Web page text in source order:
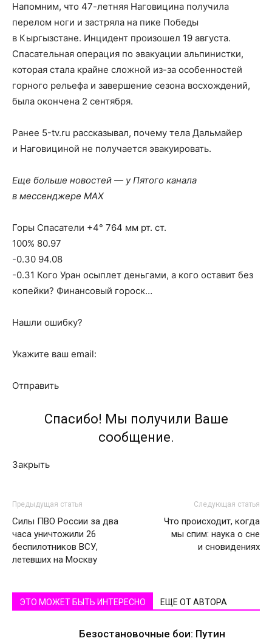
Напомним, что 47-летняя Наговицина получила
перелом ноги и застряла на пике Победы
в Кыргызстане. Инцидент произошел 19 августа.
Спасательная операция по эвакуации альпинистки,
которая стала крайне сложной из-за особенностей
горного рельефа и завершение сезона восхождений,
была окончена 2 сентября.
Ранее 5-tv.ru рассказывал, почему тела Дальмайер
и Наговициной не получается эвакуировать.
Еще больше новостей — у Пятого канала
в мессенджере MAX
Горы Спасатели +4° 764 мм рт. ст.
100% 80.97
-0.30 94.08
-0.31 Кого Уран осыплет деньгами, а кого оставит без
копейки? Финансовый гороск…
Нашли ошибку?
Укажите ваш email:
Отправить
Спасибо! Мы получили Ваше
сообщение.
Закрыть
Предыдущая статья
Силы ПВО России за два
часа уничтожили 26
беспилотников ВСУ,
летевших на Москву
Следующая статья
Что происходит, когда
мы спим: наука о сне
и сновидениях
ЭТО МОЖЕТ БЫТЬ ИНТЕРЕСНО ЕЩЕ ОТ АВТОРА
Безостановочные бои: Путин